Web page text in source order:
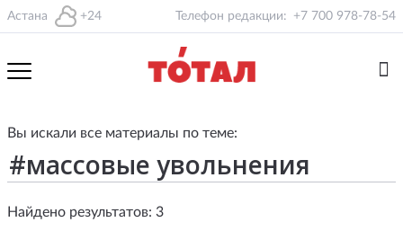
Астана +24 Телефон редакции: +7 700 978-78-54
Вы искали все материалы по теме:
Найдено результатов: 3